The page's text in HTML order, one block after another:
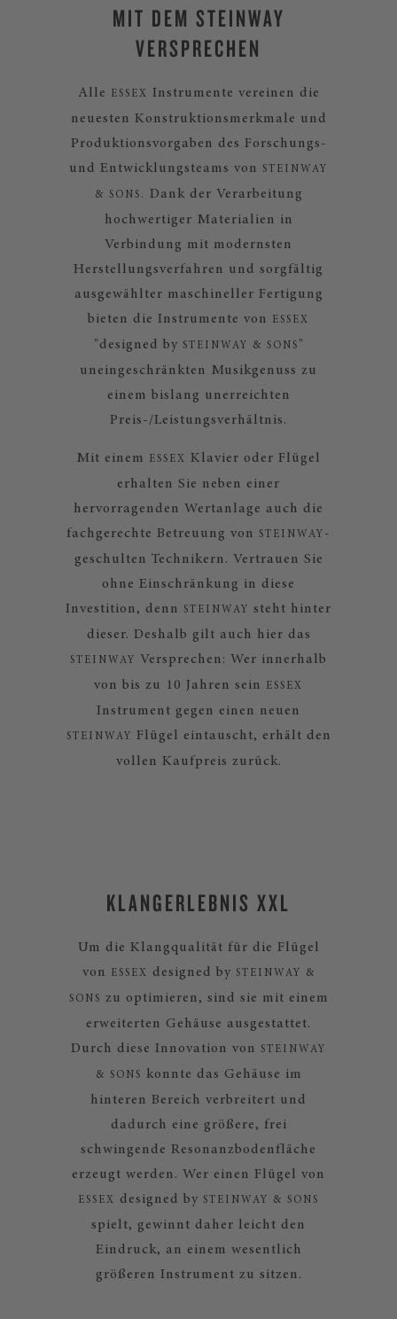
MIT DEM STEINWAY
VERSPRECHEN
Alle ESSEX Instrumente vereinen die
neuesten Konstruktionsmerkmale und
Produktionsvorgaben des Forschungs-
und Entwicklungsteams von
STEINWAY
& SONS.
Dank der Verarbeitung
hochwertiger Materialien in
Verbindung mit modernsten
Herstellungsverfahren und sorgfältig
ausgewählter maschineller Fertigung
bieten die Instrumente von
ESSEX
"designed by STEINWAY & SONS "
uneingeschränkten Musikgenuss zu
einem bislang unerreichten
Preis-/Leistungsverhältnis.
Mit einem ESSEX Klavier oder Flügel
erhalten Sie neben einer
hervorragenden Wertanlage auch die
fachgerechte Betreuung von
STEINWAY -
geschulten Technikern. Vertrauen Sie
ohne Einschränkung in diese
Investition, denn
STEINWAY
steht hinter
dieser. Deshalb gilt auch hier das
STEINWAY
Versprechen: Wer innerhalb
von bis zu 10 Jahren sein
ESSEX
Instrument gegen einen neuen
STEINWAY
Flügel eintauscht, erhält den
vollen Kaufpreis zurück.
KLANGERLEBNIS XXL
Um die Klangqualität für die Flügel
von
ESSEX designed by STEINWAY &
SONS
zu optimieren, sind sie mit einem
erweiterten Gehäuse ausgestattet.
Durch diese Innovation von
STEINWAY
& SONS
konnte das Gehäuse im
hinteren Bereich verbreitert und
dadurch eine größere, frei
schwingende Resonanzbodenfläche
erzeugt werden. Wer einen Flügel von
ESSEX designed by STEINWAY & SONS
spielt, gewinnt daher leicht den
Eindruck, an einem wesentlich
größeren Instrument zu sitzen.